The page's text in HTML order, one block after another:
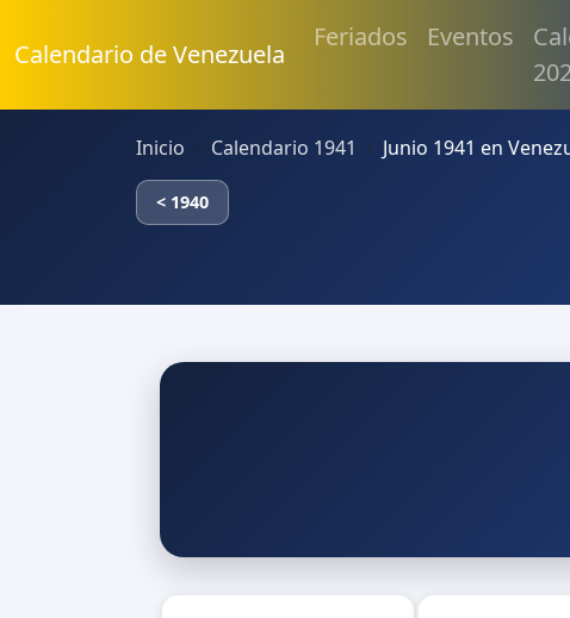
Calendario de Venezuela
Feriados Eventos
Inicio Calendario 1941 Junio 1941 en
< 1940